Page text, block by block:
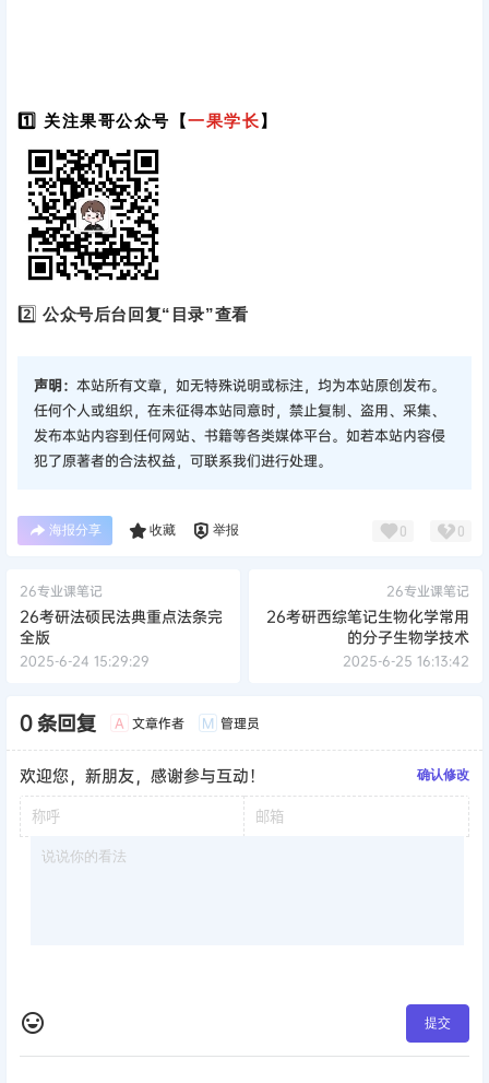
1️⃣ 关注果哥公众号【一果学长】
2️⃣公众号后台回复“目录”查看
声明： 本站所有文章，如无特殊说明或标注，均为本站原创发布。
任何个人或组织，在未征得本站同意时，禁止复制、盗用、采集、
发布本站内容到任何网站、书籍等各类媒体平台。如若本站内容侵
犯了原著者的合法权益，可联系我们进行处理。
海报分享 收藏 举报 0 0
26专业课笔记
26考研法硕民法典重点法条完
全版
2025-6-24 15:29:29
26专业课笔记
26考研西综笔记生物化学常用
的分子生物学技术
2025-6-25 16:13:42
0 条回复 A 文章作者 M 管理员
欢迎您，新朋友，感谢参与互动！ 确认修改
提交